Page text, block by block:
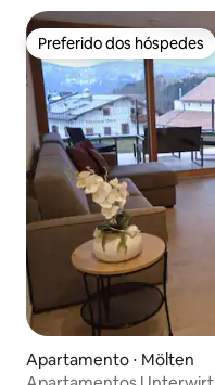
Preferido dos hóspedes
Preferido dos hóspedes
Apartamento ⋅ Mölten